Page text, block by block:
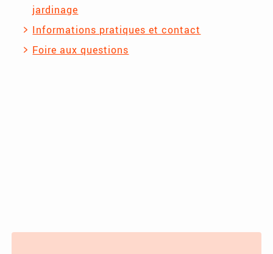
jardinage
Informations pratiques et contact
Foire aux questions